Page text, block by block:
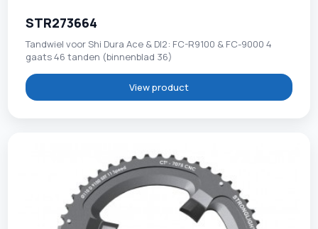
STR273664
Tandwiel voor Shi Dura Ace & DI2: FC-R9100 & FC-9000 4
gaats 46 tanden (binnenblad 36)
View product